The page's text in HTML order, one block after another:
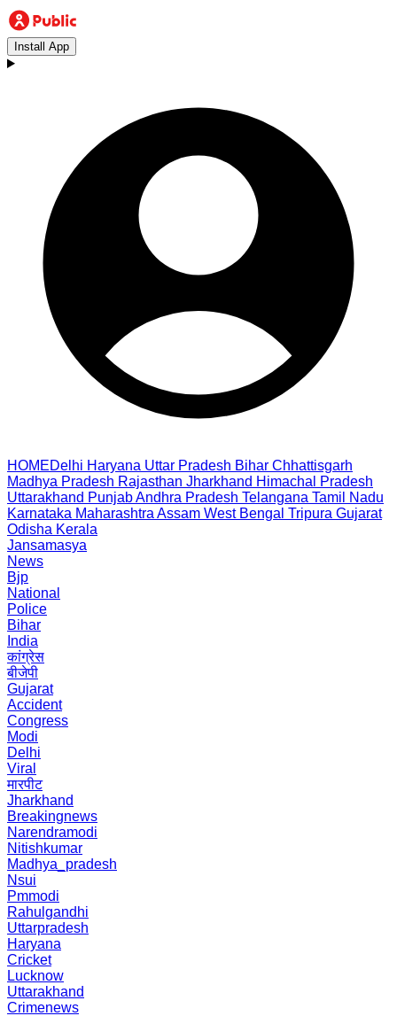
Install App
HOMEDelhi Haryana Uttar Pradesh Bihar Chhattisgarh
Madhya Pradesh Rajasthan Jharkhand Himachal Pradesh
Uttarakhand PunjabAndhra Pradesh Telangana Tamil Nadu
Karnataka Maharashtra Assam West Bengal Tripura Gujarat
Odisha Kerala
Jansamasya
News
Bjp
National
Police
Bihar
India
कांग्रेस
बीजेपी
Gujarat
Accident
Congress
Modi
Delhi
Viral
मारपीट
Jharkhand
Breakingnews
Narendramodi
Nitishkumar
Madhya_pradesh
Nsui
Pmmodi
Rahulgandhi
Uttarpradesh
Haryana
Cricket
Lucknow
Uttarakhand
Crimenews